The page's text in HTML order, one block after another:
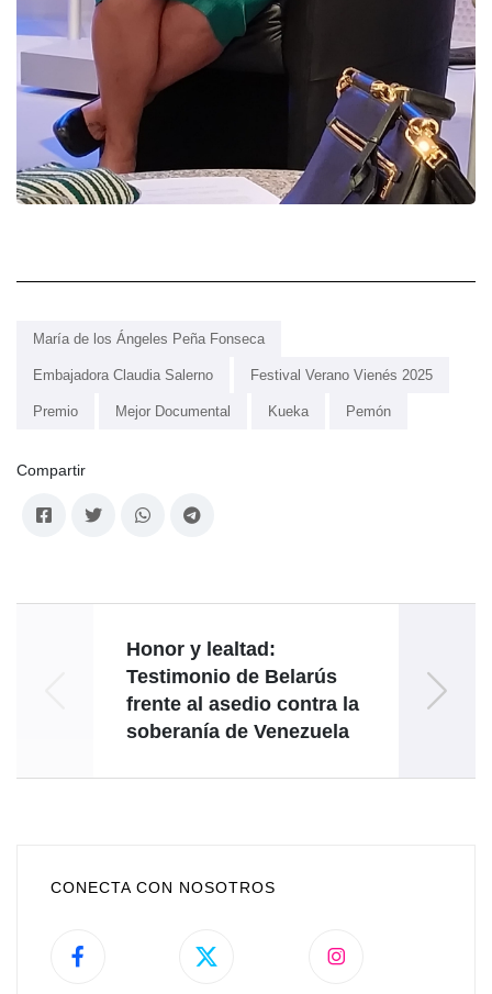
María de los Ángeles Peña Fonseca
Embajadora Claudia Salerno Festival Verano Vienés 2025
Premio Mejor Documental Kueka Pemón
Compartir
Honor y lealtad:
Testimonio de Belarús
frente al asedio contra la
soberanía de Venezuela
CONECTA CON NOSOTROS